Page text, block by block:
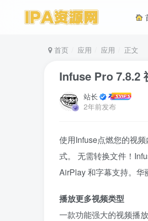
首页 应用 应用 正文
Infuse Pro 7.8.2
站长
2年前发布
使用Infuse点燃您的视
式。 无需转换文件！
AirPlay 和字幕支持。华
播放更多视频类型
一款功能强大的视频播